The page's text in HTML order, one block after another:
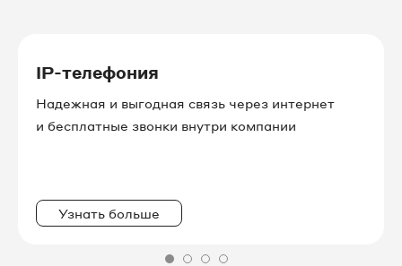
IP-телефония
Надежная и выгодная связь через интернет
и бесплатные звонки внутри компании
Узнать больше